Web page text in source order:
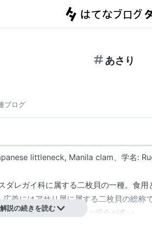
あさり
ブログ
littleneck, Manila clam、学名:
ダレガイ科に属する二枚貝の一種。食用
義にはアサリ属に属する二枚貝の総称
色蛤仔）もアサリと呼ぶ場合が多い。
解説の続きを読む